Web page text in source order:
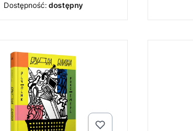
Dostępność: dostępny